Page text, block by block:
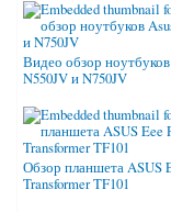
Видео обзор
N550JV и N750JV
Обзор планшета ASUS
Transformer TF101